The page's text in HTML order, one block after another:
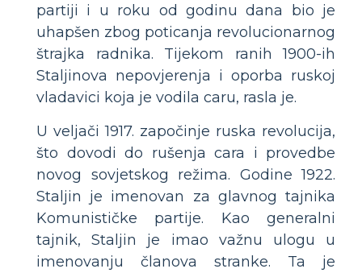
partiji i u roku od godinu dana bio je
uhapšen zbog poticanja revolucionarnog
štrajka radnika. Tijekom ranih 1900-ih
Staljinova nepovjerenja i oporba ruskoj
vladavici koja je vodila caru, rasla je.
U veljači 1917. započinje ruska revolucija,
što dovodi do rušenja cara i provedbe
novog sovjetskog režima. Godine 1922.
Staljin je imenovan za glavnog tajnika
Komunističke partije. Kao generalni
tajnik, Staljin je imao važnu ulogu u
imenovanju članova stranke. Ta je